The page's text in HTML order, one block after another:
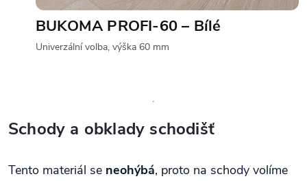
BUKOMA PROFI-60 – Bílé
Univerzální volba, výška 60 mm
Schody a obklady schodišť
Tento materiál se neohýbá, proto na schody volíme